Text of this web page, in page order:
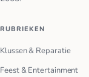
RUBRIEKEN
Klussen & Reparatie
Feest & Entertainment